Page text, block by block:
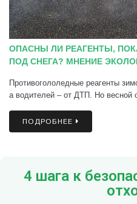
ОПАСНЫ ЛИ РЕАГЕНТЫ,
ПОД СНЕГА? МНЕНИЕ
Противогололедные реагенты
а водителей – от ДТП. Но весной
ПОДРОБНЕЕ
4 шага к